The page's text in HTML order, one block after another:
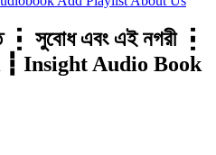
┇ সুবোধ এবং এই নগরী ┇
Insight Audio Book